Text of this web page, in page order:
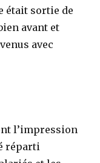
était sortie de
avant et
avec
l’impression
réparti